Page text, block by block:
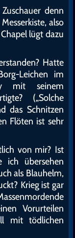
denn
also
lügt dazu
Hatte
Leichen im
mit seinem
(„Solche
das Schnitzen
Flöten ist sehr
von mir? Ist
ich übersehen
als Blauhelm,
Krieg ist gar
Vorurteilen
mit tödlichen